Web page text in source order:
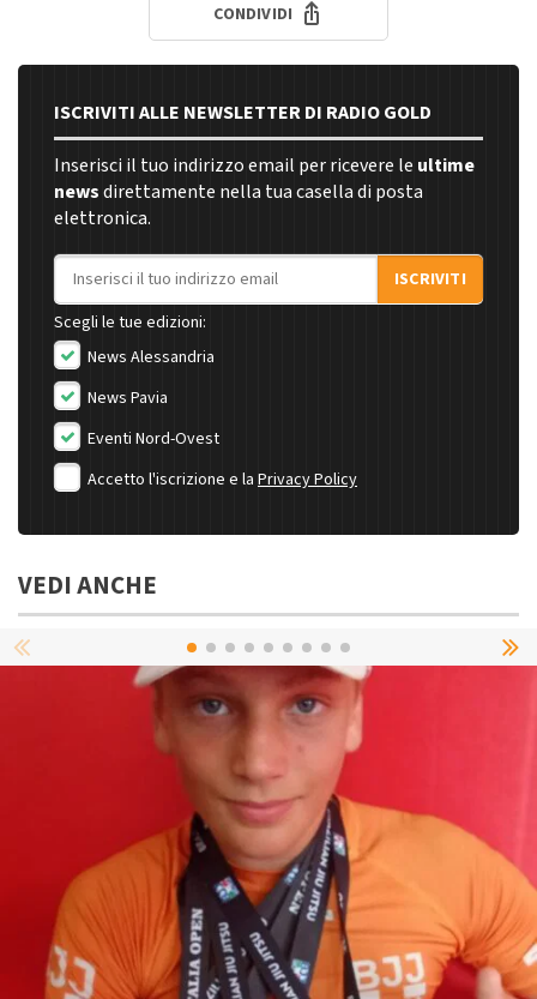
CONDIVIDI
ISCRIVITI ALLE NEWSLETTER DI RADIO GOLD
Inserisci il tuo indirizzo email per ricevere le ultime
newsdirettamente nella tua casella di posta
elettronica.
Indirizzo email
ISCRIVITI
Scegli le tue edizioni:
News Alessandria
News Pavia
Eventi Nord-Ovest
Accetto l'iscrizione e la Privacy Policy
VEDI ANCHE